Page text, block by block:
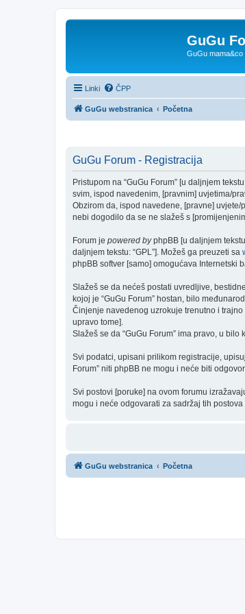
GuGu
GuGu mama&co
Linki ČPP
GuGu webstranica Početna
GuGu Forum - Registracija
Pristupom na “GuGu Forum” [u daljnjem
svim, ispod navedenim, [pravnim] uvjetima/
Obzirom da, ispod navedene, [pravne]
nebi dogodilo da se ne slažeš s
Forum je powered byphpBB [u daljnjem tekstu:
daljnjem tekstu: “GPL”]. Možeš ga preuzeti sa
phpBB softver [samo] omogućava Internetski
Slažeš se da nećeš postati uvredljive,
kojoj je “GuGu Forum” hostan, bilo
Činjenje navedenog uzrokuje trenutno i
upravo tome].
Slažeš se da “GuGu Forum” ima pravo, u
Svi podatci, upisani prilikom registracije,
Forum” niti phpBB ne mogu i neće biti
Svi postovi [poruke] na ovom forumu
mogu i neće odgovarati za sadržaj tih
GuGu webstranica Početna